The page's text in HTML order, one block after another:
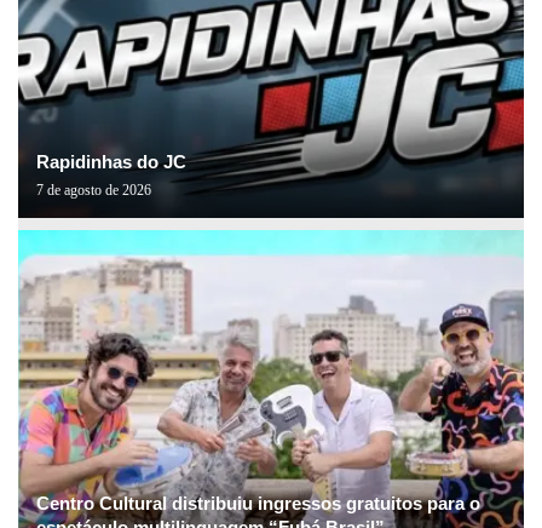
Rapidinhas do JC
7 de agosto de 2026
Centro Cultural distribuiu ingressos gratuitos para o